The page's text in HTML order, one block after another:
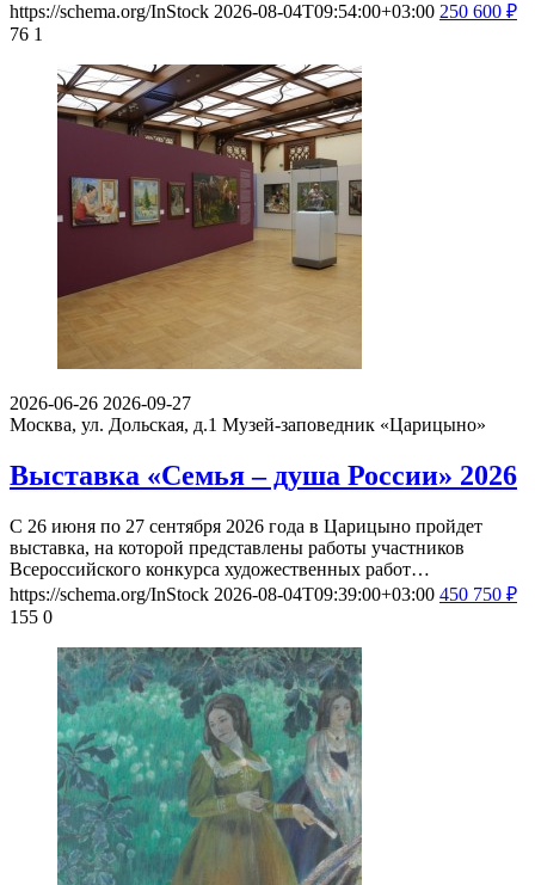
https://schema.org/InStock 2026-08-04T09:54:00+03:00 250 600 ₽
76 1
2026-06-26 2026-09-27
Москва, ул. Дольская, д.1 Музей-заповедник «Царицыно»
Выставка «Семья – душа России» 2026
С 26 июня по 27 сентября 2026 года в Царицыно пройдет
выставка, на которой представлены работы участников
Всероссийского конкурса художественных работ…
https://schema.org/InStock 2026-08-04T09:39:00+03:00 450 750 ₽
155 0